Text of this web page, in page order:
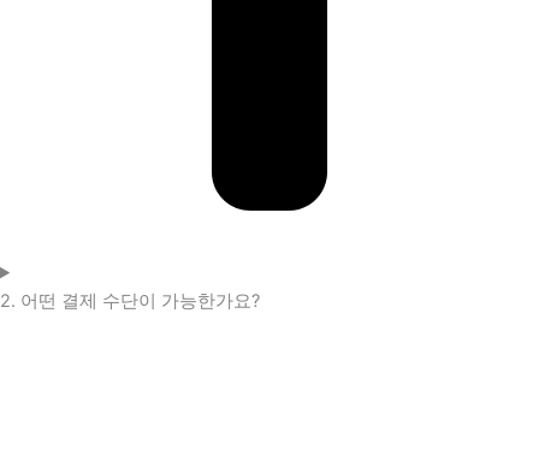
2. 어떤 결제 수단이 가능한가요?